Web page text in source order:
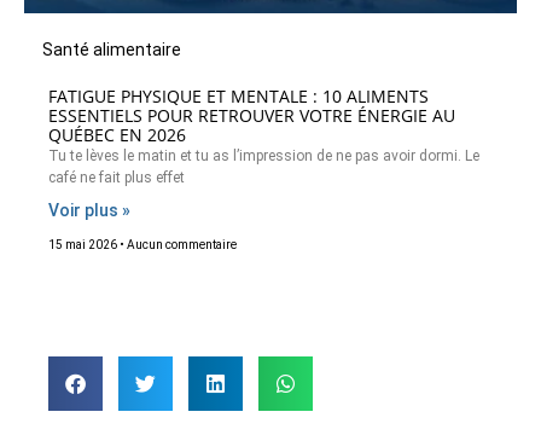
Santé alimentaire
FATIGUE PHYSIQUE ET MENTALE : 10 ALIMENTS
ESSENTIELS POUR RETROUVER VOTRE ÉNERGIE AU
QUÉBEC EN 2026
Tu te lèves le matin et tu as l’impression de ne pas avoir dormi. Le
café ne fait plus effet
Voir plus »
15 mai 2026 Aucun commentaire